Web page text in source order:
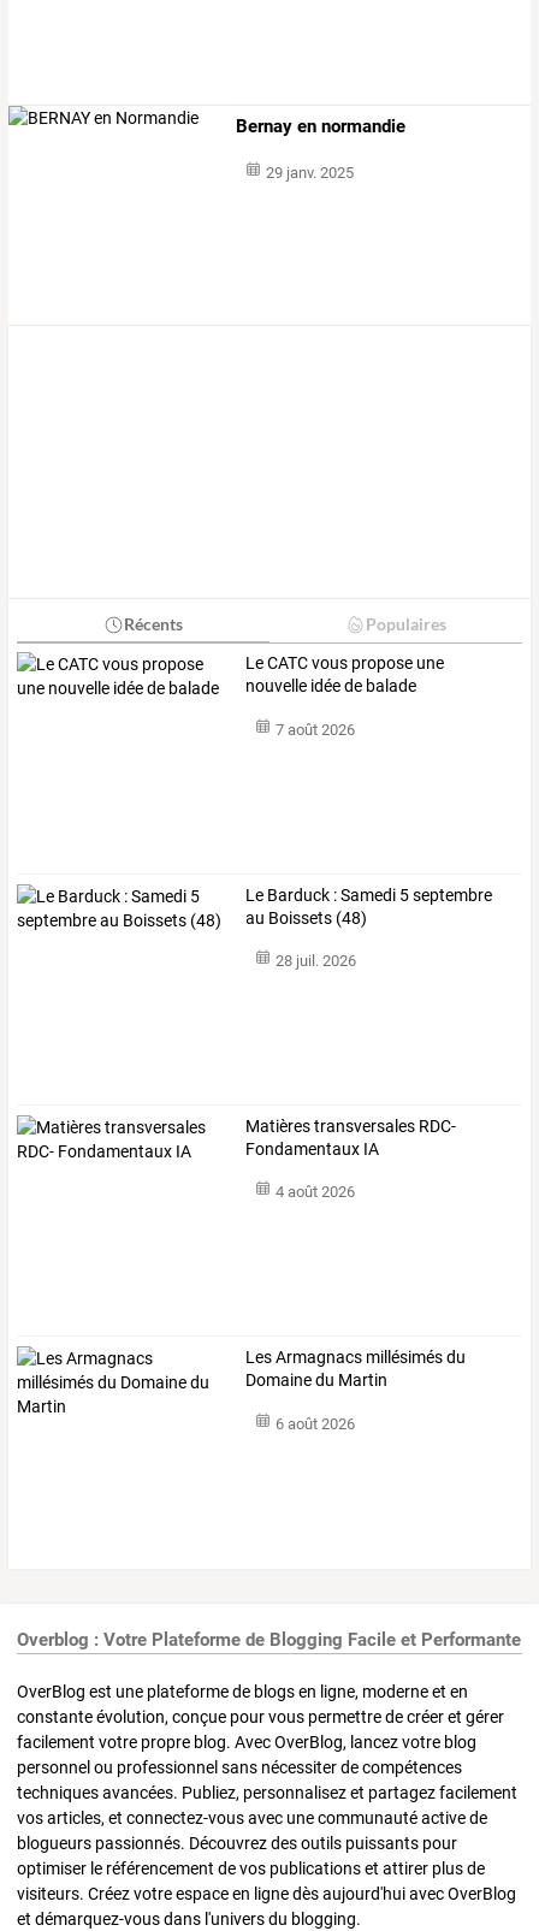
Bernay en normandie
29 janv. 2025
Récents Populaires
Le CATC vous propose une
nouvelle idée de balade
7 août 2026
Le Barduck : Samedi 5 septembre
au Boissets (48)
28 juil. 2026
Matières transversales RDC-
Fondamentaux IA
4 août 2026
Les Armagnacs millésimés du
Domaine du Martin
6 août 2026
Overblog : Votre Plateforme de Blogging Facile et Performante
OverBlog est une plateforme de blogs en ligne, moderne et en
constante évolution, conçue pour vous permettre de créer et gérer
facilement votre propre blog. Avec OverBlog, lancez votre blog
personnel ou professionnel sans nécessiter de compétences
techniques avancées. Publiez, personnalisez et partagez facilement
vos articles, et connectez-vous avec une communauté active de
blogueurs passionnés. Découvrez des outils puissants pour
optimiser le référencement de vos publications et attirer plus de
visiteurs. Créez votre espace en ligne dès aujourd'hui avec OverBlog
et démarquez-vous dans l'univers du blogging.